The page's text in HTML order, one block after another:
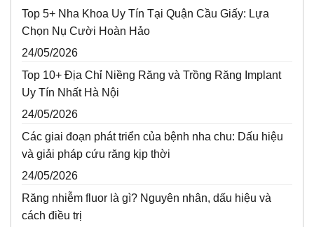
Top 5+ Nha Khoa Uy Tín Tại Quận Cầu Giấy: Lựa
Chọn Nụ Cười Hoàn Hảo
24/05/2026
Top 10+ Địa Chỉ Niềng Răng và Trồng Răng Implant
Uy Tín Nhất Hà Nội
24/05/2026
Các giai đoạn phát triển của bệnh nha chu: Dấu hiệu
và giải pháp cứu răng kịp thời
24/05/2026
Răng nhiễm fluor là gì? Nguyên nhân, dấu hiệu và
cách điều trị